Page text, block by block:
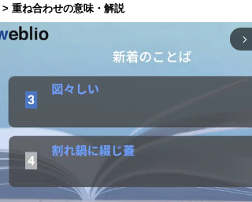
> 重ね合わせの意味・解説
arrow_forward_ios